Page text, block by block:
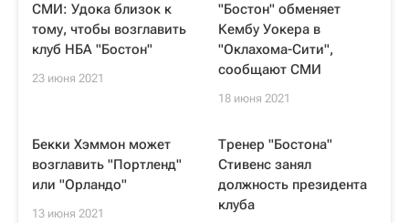
СМИ: Удока близок к
тому, чтобы возглавить
клуб НБА "Бостон"
23 июня 2021
"Бостон" обменяет
Кембу Уокера в
"Оклахома-Сити",
сообщают СМИ
18 июня 2021
Бекки Хэммон может
возглавить "Портленд"
или "Орландо"
13 июня 2021
Тренер "Бостона"
Стивенс занял
должность президента
клуба